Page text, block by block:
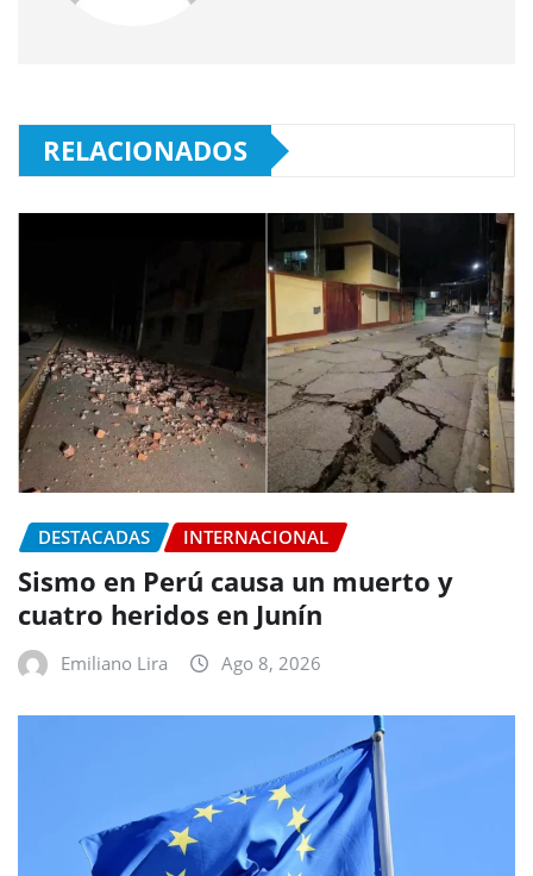
RELACIONADOS
DESTACADAS INTERNACIONAL
Sismo en Perú causa un muerto y
cuatro heridos en Junín
Emiliano Lira Ago 8, 2026